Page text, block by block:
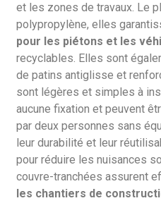
et les zones de travaux. Le
polypropylène, elles
pour les piétons et les
recyclables. Elles sont
de patins antiglisse et
sont légères et simples à
aucune fixation et peuvent
par deux personnes sans
leur durabilité et leur
pour réduire les nuisances
couvre-tranchées assurent
les chantiers de